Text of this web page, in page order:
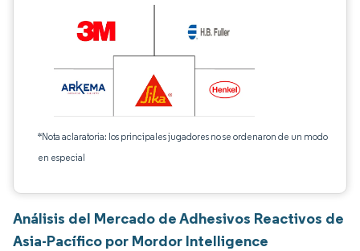
*Nota aclaratoria: los principales jugadores no se ordenaron de un modo
en especial
Análisis del Mercado de Adhesivos Reactivos de
Asia-Pacífico por Mordor Intelligence